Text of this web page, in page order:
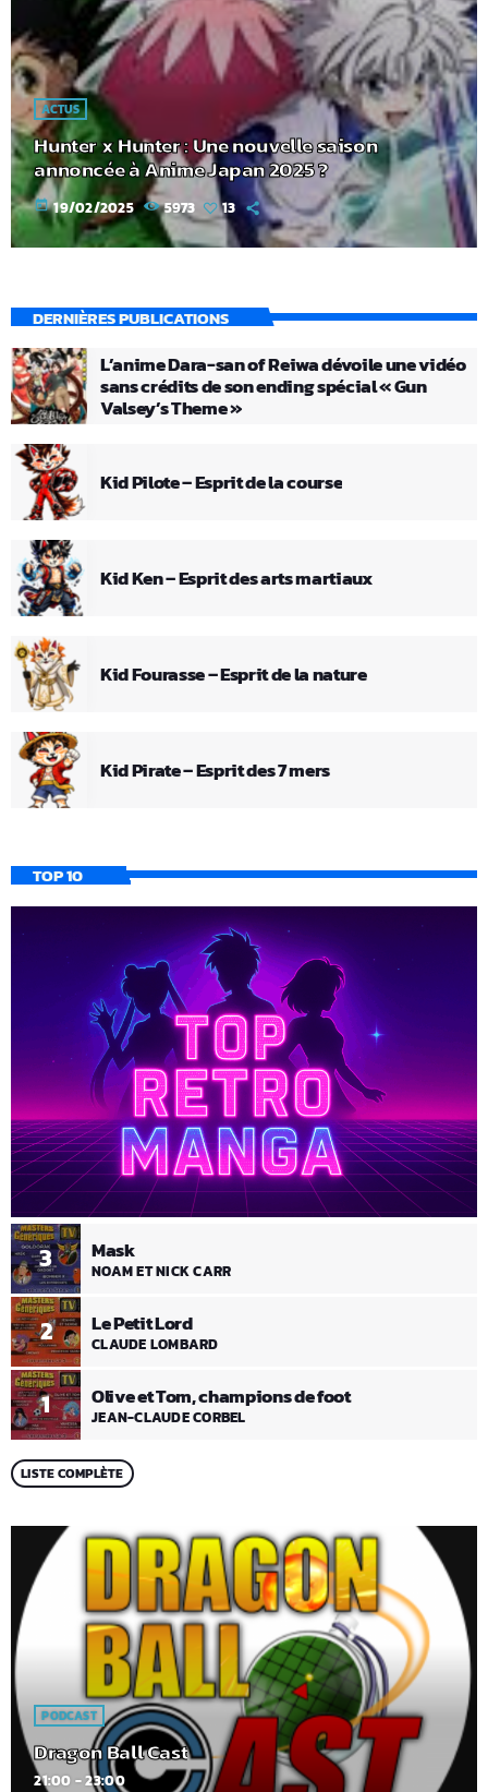
ACTUS
Hunter x Hunter : Une nouvelle saison
annoncée à Anime Japan 2025 ?
today 19/02/2025 5973 13
DERNIÈRES PUBLICATIONS
L’anime Dara-san of Reiwa dévoile une vidéo
sans crédits de son ending spécial « Gun
Valsey’s Theme »
Kid Pilote – Esprit de la course
Kid Ken – Esprit des arts martiaux
Kid Fourasse – Esprit de la nature
Kid Pirate – Esprit des 7 mers
TOP 10
1 Olive et Tom, champions de foot
JEAN-CLAUDE CORBEL
2 Le Petit Lord
CLAUDE LOMBARD
3 Mask
NOAM ET NICK CARR
LISTE COMPLÈTE
PODCAST
Dragon Ball Cast
21:00 - 23:00